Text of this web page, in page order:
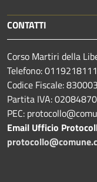
CONTATTI
Corso Martiri della
Telefono: 0119218111
Codice Fiscale:
Partita IVA:
PEC:
Email Ufficio